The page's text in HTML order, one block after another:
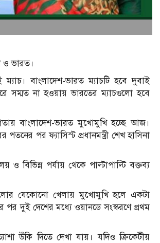
ও ভারত।
বাংলাদেশ-ভারত ম্যাচটি হবে দুবাই
সম্মত না হওয়ায় ভারতের ম্যাচগুলো হবে
বাংলাদেশ-ভারত মুখোমুখি হচ্ছে আজ।
পর ফ্যাসিস্ট প্রধানমন্ত্রী শেখ হাসিনা
ও বিভিন্ন পর্যায় থেকে পাল্টাপাল্টি বক্তব্য
যেকোনো খেলায় মুখোমুখি হলে একটা
দুই দেশের মধ্যে ওয়ানডে সংস্করণে প্রথম
উঁকি দিতে দেখা যায়। যদিও ক্রিকেটীয়